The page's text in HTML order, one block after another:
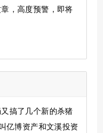
，高度预警，即将
搞了几个新的杀猪
亿博资产和文溪投资